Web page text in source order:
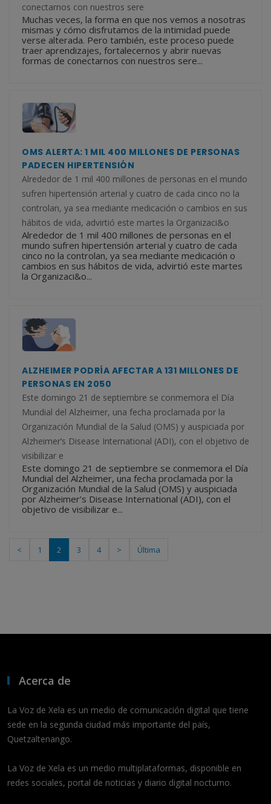
conectarnos con nuestros sere
Muchas veces, la forma en que nos vemos a nosotras
mismas y cómo disfrutamos de la intimidad puede
verse alterada. Pero también, este proceso puede
traer aprendizajes, fortalecernos y abrir nuevas
formas de conectarnos con nuestros sere...
OMS ALERTA: 1 MIL 400 MILLONES DE PERSONAS
PADECEN HIPERTENSIÓN
Alrededor de 1 mil 400 millones de personas en el mundo
sufren hipertensión arterial y cuatro de cada cinco no la
controlan, ya sea mediante medicación o cambios en sus
hábitos de vida, advirtió este martes la Organizaci&o
Alrededor de 1 mil 400 millones de personas en el
mundo sufren hipertensión arterial y cuatro de cada
cinco no la controlan, ya sea mediante medicación o
cambios en sus hábitos de vida, advirtió este martes
la Organizaci&o...
ALZHEIMER PODRÍA AFECTAR A 131 MILLONES DE
PERSONAS EN 2050
Este domingo 21 de septiembre se conmemora el Día
Mundial del Alzheimer, una fecha proclamada por la
Organización Mundial de la Salud (OMS) y auspiciada por
Alzheimer’s Disease International (ADI), con el objetivo de
visibilizar e
Este domingo 21 de septiembre se conmemora el Día
Mundial del Alzheimer, una fecha proclamada por la
Organización Mundial de la Salud (OMS) y auspiciada
por Alzheimer’s Disease International (ADI), con el
objetivo de visibilizar e...
< 1 2 3 4 > Última
Acerca de
La Voz de Xela es un medio de comunicación digital que tiene
sede en la segunda ciudad más importante del país,
Quetzaltenango.
La Voz de Xela es un medio multiplataformas, disponible en
redes sociales, portal de noticias y diario digital nocturno.